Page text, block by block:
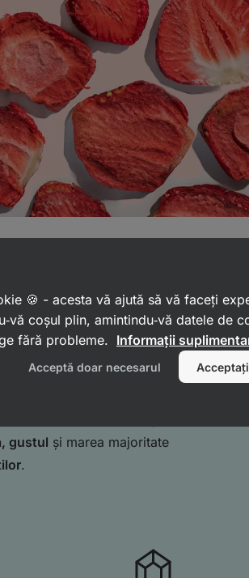
aroma,
micronutrienți
gustul și marea majoritate
.
🍪 - acesta vă ajută să vă faceți
coșul plin, amintindu‑vă datele de
fără probleme. Informații
Acceptă doar necesarul